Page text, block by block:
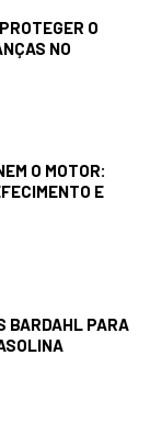
O
NO
O MOTOR:
E
BARDAHL PARA